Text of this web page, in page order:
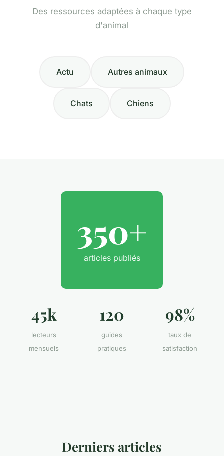
Des ressources adaptées à chaque type
d'animal
Actu Autres animaux
Chats Chiens
350+
articles publiés
45k
lecteurs
mensuels
120
guides
pratiques
98%
taux de
satisfaction
Derniers articles